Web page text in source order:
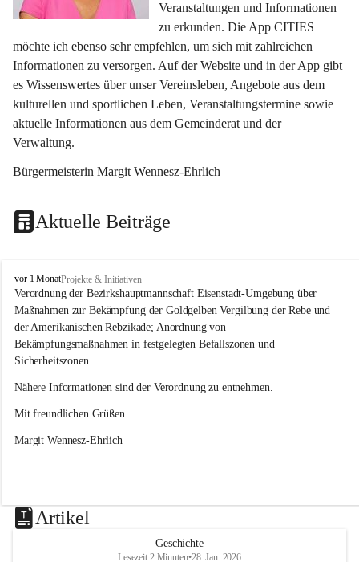
Veranstaltungen und Informationen
zu erkunden. Die App CITIES
möchte ich ebenso sehr empfehlen, um sich mit zahlreichen
Informationen zu versorgen. Auf der Website und in der App gibt
es Wissenswertes über unser Vereinsleben, Angebote aus dem
kulturellen und sportlichen Leben, Veranstaltungstermine sowie
aktuelle Informationen aus dem Gemeinderat und der
Verwaltung.
Bürgermeisterin Margit Wennesz-Ehrlich
Aktuelle Beiträge
O
s
l
i
p
vor 1 MonatProjekte & Initiativen
Verordnung der Bezirkshauptmannschaft Eisenstadt-Umgebung über
Maßnahmen zur Bekämpfung der Goldgelben Vergilbung der Rebe und
der Amerikanischen Rebzikade; Anordnung von
Bekämpfungsmaßnahmen in festgelegten Befallszonen und
Sicherheitszonen.
Nähere Informationen sind der Verordnung zu entnehmen.
Mit freundlichen Grüßen
Margit Wennesz-Ehrlich
Artikel
Geschichte
Lesezeit 2 Minuten•28. Jan. 2026